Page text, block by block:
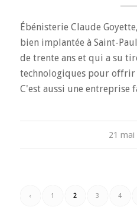
Ébénisterie Claude
bien implantée à Saint-
de trente ans et qui a su
technologiques pour
C'est aussi une
21 mai
‹ 1 2 3 4